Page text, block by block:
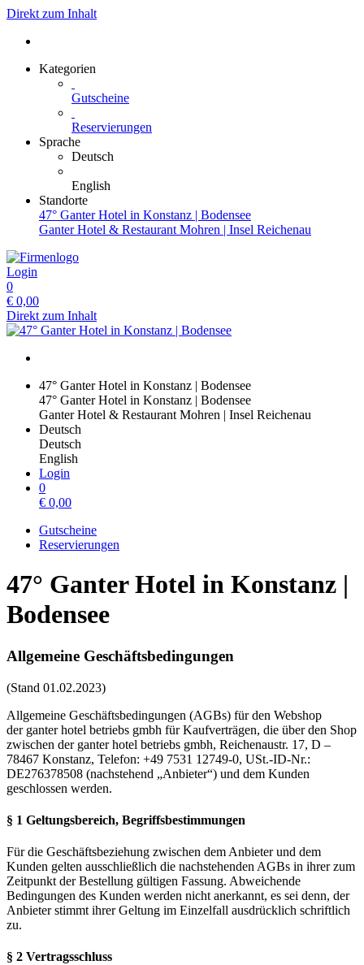
Direkt zum Inhalt
Kategorien
Gutscheine
Reservierungen
Sprache
Deutsch
English
Standorte
47° Ganter Hotel in Konstanz | Bodensee
Ganter Hotel & Restaurant Mohren | Insel Reichenau
Login
0
€ 0,00
Direkt zum Inhalt
47° Ganter Hotel in Konstanz | Bodensee
47° Ganter Hotel in Konstanz | Bodensee
Ganter Hotel & Restaurant Mohren | Insel Reichenau
Deutsch
Deutsch
English
Login
0
€ 0,00
Gutscheine
Reservierungen
47° Ganter Hotel in Konstanz |
Bodensee
Allgemeine Geschäftsbedingungen
(Stand 01.02.2023)
Allgemeine Geschäftsbedingungen (AGBs) für den Webshop
der ganter hotel betriebs gmbh für Kaufverträgen, die über den Shop
zwischen der ganter hotel betriebs gmbh, Reichenaustr. 17, D –
78467 Konstanz, Telefon: +49 7531 12749-0, USt.-ID-Nr.:
DE276378508 (nachstehend „Anbieter“) und dem Kunden
geschlossen werden.
§ 1 Geltungsbereich, Begriffsbestimmungen
Für die Geschäftsbeziehung zwischen dem Anbieter und dem
Kunden gelten ausschließlich die nachstehenden AGBs in ihrer zum
Zeitpunkt der Bestellung gültigen Fassung. Abweichende
Bedingungen des Kunden werden nicht anerkannt, es sei denn, der
Anbieter stimmt ihrer Geltung im Einzelfall ausdrücklich schriftlich
zu.
§ 2 Vertragsschluss